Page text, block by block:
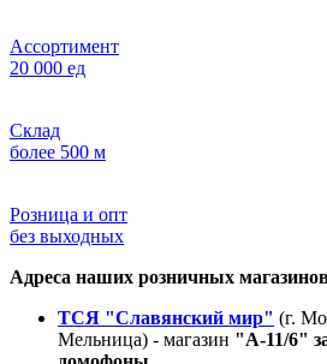
Ассортимент
20 000 ед
Склад
более 500 м
Розница и опт
без выходных
Адреса наших розничных
ТСЯ "Славянский мир" (г.
Мельница) - магазин "А-11/6"